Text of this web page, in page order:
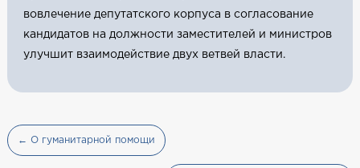
вовлечение депутатского корпуса в согласование
кандидатов на должности заместителей и министров
улучшит взаимодействие двух ветвей власти.
← О гуманитарной помощи